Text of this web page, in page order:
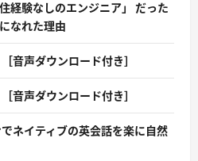
経験なしのエンジニア」 だった
なれた理由
音声ダウンロード付き］
音声ダウンロード付き］
でネイティブの英会話を楽に自然